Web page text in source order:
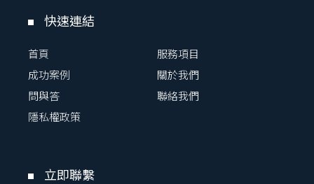
快速連結
首頁
服務項目
成功案例
關於我們
問與答
聯絡我們
隱私權政策
立即聯繫